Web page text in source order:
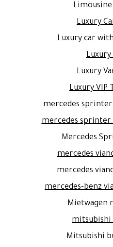
Limousine
Luxury
Luxury car
Luxury
Luxury
Luxury VIP
mercedes
mercedes
Mercedes
mercedes
mercedes
mercedes-benz
Mietwagen
mitsubishi
Mitsubishi